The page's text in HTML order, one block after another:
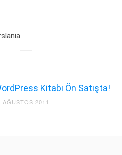
Kitabı Ön Satışta!
AĞUSTOS 2011